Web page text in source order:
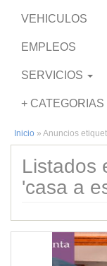
VEHICULOS
EMPLEOS
SERVICIOS
+ CATEGORIAS
Inicio » Anuncios
Listados
'casa a